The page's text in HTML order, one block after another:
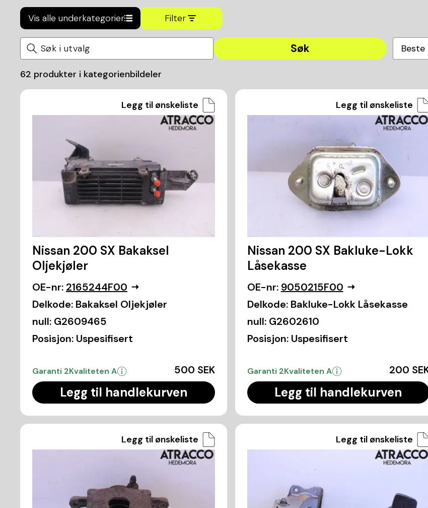
Vis alle underkategorier Filter
Søk
62 produkter i kategorienbildeler
Legg til ønskeliste
Nissan 200 SX Bakaksel
Oljekjøler
OE-nr: 2165244F00
Delkode: Bakaksel Oljekjøler
null: G2609465
Posisjon: Uspesifisert
Garanti 2Kvaliteten A 500 SEK
Legg til handlekurven
Legg til ønskeliste
Nissan 200 SX Bakluke-Lokk
Låsekasse
OE-nr: 9050215F00
Delkode: Bakluke-Lokk Låsekasse
null: G2602610
Posisjon: Uspesifisert
Garanti 2Kvaliteten A 200
Legg til handlekurven
Legg til ønskeliste Legg til ønskeliste